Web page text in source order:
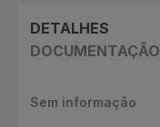
DETALHES
DOCUMENTAÇÃO
Sem informação